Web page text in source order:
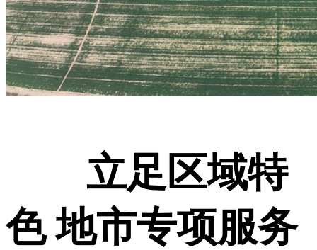
立足区域特
色 地市专项服务